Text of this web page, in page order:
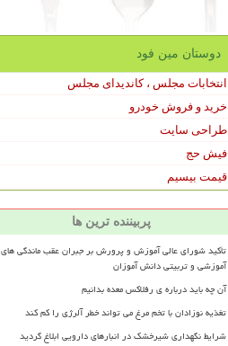
دوستان مین فود
انتخابات مجلس ، کاندیدای مجلس
خرید و فروش خودرو
طراحی سایت
فیش حج
قیمت بیسیم
پربیننده ترین ها
تأکید شورای عالی آموزش و پرورش بر جبران عقب ماندگی های
آموزشی و تربیتی دانش آموزان
آن چه باید درباره ی رفلاکس معده بدانیم
تغذیه نوزادان با تخم مرغ می تواند خطر آلرژی را کم کند
شرایط نگهداری شیرخشک در انبارهای دارویی ابلاغ گردید